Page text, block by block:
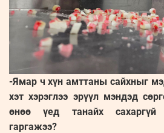
-Ямар ч хүн амттаны сайхныг
хэт хэрэглээ эрүүл мэндэд
өнөө үед танайх сахаргүй
гаргажээ?